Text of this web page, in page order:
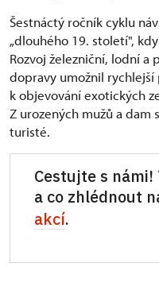
Šestnáctý ročník cyklu
„dlouhého 19. století",
Rozvoj železniční, lodní
dopravy umožnil
k objevování exotických
Z urozených mužů a dam
turisté.
Cestujte s
a co zhlédnout
akcí.